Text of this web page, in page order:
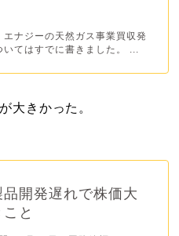
ナジーの天然ガス事業買収発
てはすでに書きました。 ...
大きかった。
品開発遅れで株価大
と